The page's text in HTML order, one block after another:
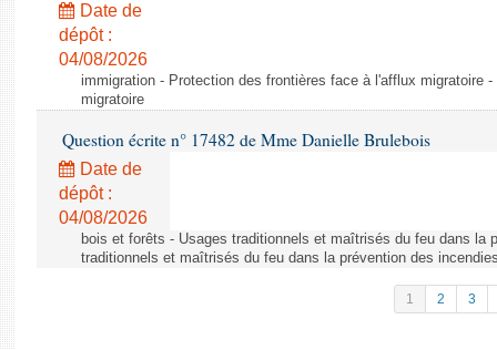
Date de
dépôt :
04/08/2026
immigration - Protection des frontières face à l'afflux migratoire
migratoire
Question écrite n° 17482 de Mme Danielle Brulebois
Date de
dépôt :
04/08/2026
bois et forêts - Usages traditionnels et maîtrisés du feu dans la
traditionnels et maîtrisés du feu dans la prévention des
1 2 3